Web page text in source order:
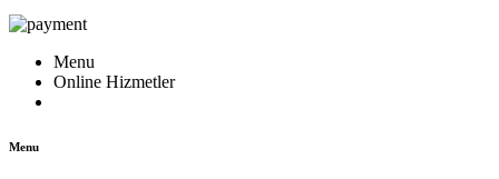
Menu
Online Hizmetler
Menu